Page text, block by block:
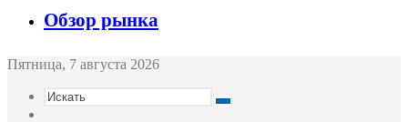
Обзор рынка
Пятница, 7 августа 2026
Искать